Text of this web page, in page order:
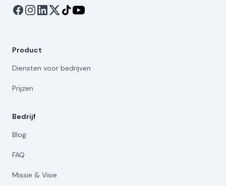
Product
Diensten voor bedrijven
Prijzen
Bedrijf
Blog
FAQ
Missie & Visie